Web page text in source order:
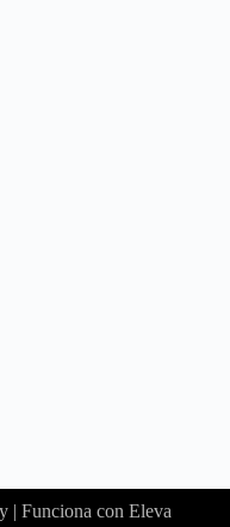
| Funciona con Eleva